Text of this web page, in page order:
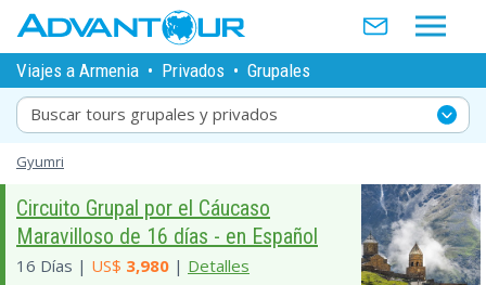
Viajes a Armenia • Privados • Grupales
Buscar tours grupales y privados
Gyumri
Circuito Grupal por el Cáucaso
Maravilloso de 16 días - en Español
16 Días | US$ 3,980 | Detalles